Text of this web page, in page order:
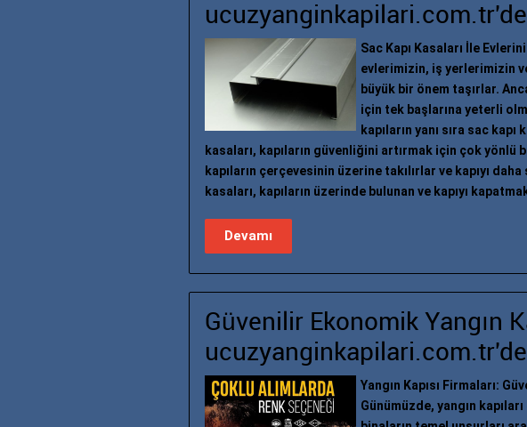
Sac Kapı Kasaları İle
evlerimizin, iş yerlerimizin
büyük bir önem taşırlar.
için tek başlarına yeterli
kapıların yanı sıra sac kapı
kasaları, kapıların güvenliğini artırmak için çok yönlü
kapıların çerçevesinin üzerine takılırlar ve kapıyı
kasaları, kapıların üzerinde bulunan ve kapıyı
Devamı
Güvenilir Ekonomik Yangın
Yangın Kapısı Firmaları:
Günümüzde, yangın